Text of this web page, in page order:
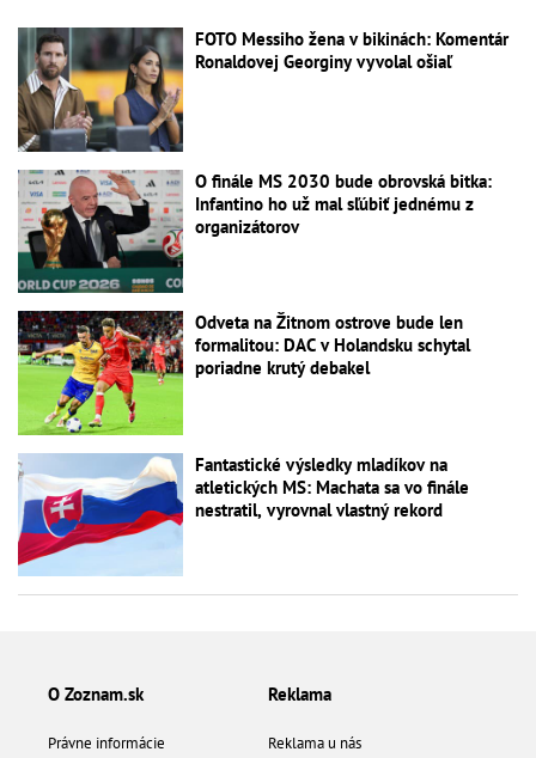
FOTO Messiho žena v bikinách: Komentár
Ronaldovej Georginy vyvolal ošiaľ
O finále MS 2030 bude obrovská bitka:
Infantino ho už mal sľúbiť jednému z
organizátorov
Odveta na Žitnom ostrove bude len
formalitou: DAC v Holandsku schytal
poriadne krutý debakel
Fantastické výsledky mladíkov na
atletických MS: Machata sa vo finále
nestratil, vyrovnal vlastný rekord
O Zoznam.sk
Právne informácie
Reklama
Reklama u nás